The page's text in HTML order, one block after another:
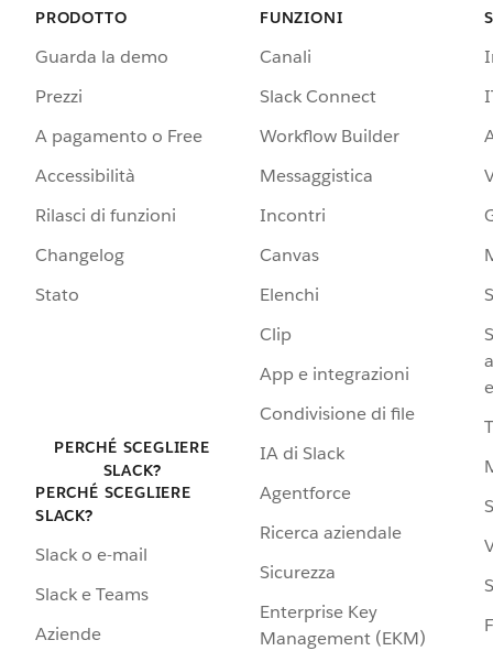
PRODOTTO
Guarda la demo
Prezzi
A pagamento o Free
Accessibilità
Rilasci di funzioni
Changelog
Stato
PERCHÉ SCEGLIERE
SLACK?
PERCHÉ SCEGLIERE
SLACK?
Slack o e-mail
Slack e Teams
Aziende
FUNZIONI
Canali
Slack Connect
Workflow Builder
Messaggistica
Incontri
Canvas
Elenchi
Clip
App e integrazioni
Condivisione di file
IA di Slack
Agentforce
Ricerca aziendale
Sicurezza
Enterprise Key
Management (EKM)